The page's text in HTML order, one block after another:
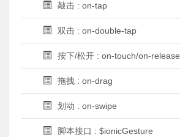
敲击 : on-tap
双击 : on-double-tap
按下/松开 : on-touch/on-release
拖拽 : on-drag
划动 : on-swipe
脚本接口 : $ionicGesture